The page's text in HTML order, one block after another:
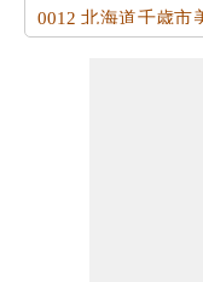
0012 北海道千歳市